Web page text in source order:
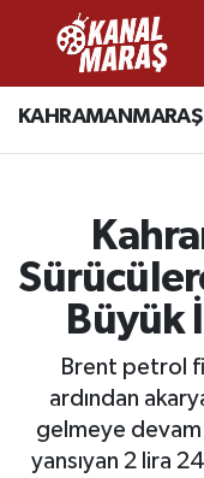
KAHRAMANMARAŞ
Büyük
Brent petrol
ardından
gelmeye devam
yansıyan 2 lira
CANLI YAYIN
SPOR
SİYASET
EKONOMİ
GÜNDEM
Süper Lig
Tüm
Son Dakika